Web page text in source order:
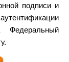
подписи и
Федеральный